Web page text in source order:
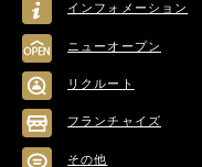
インフォメーション
ニューオープン
リクルート
フランチャイズ
その他